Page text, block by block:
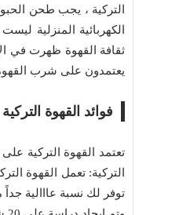
التركية ، يجب طحن
الكهربائية المنزلية
ثقافة القهوة ظهرت في
يعتمدون على شرب القهوة
فوائد القهوة التركية
تعتمد القهوة التركية
التركية: تعمل القهوة
توفر لك نسبة عااالية